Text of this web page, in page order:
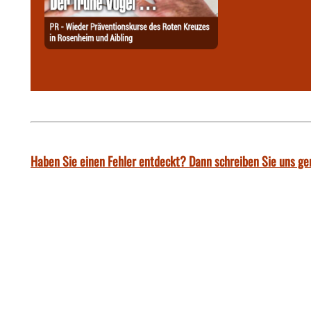
Haben Sie einen Fehler entdeckt? Dann schreiben Sie uns